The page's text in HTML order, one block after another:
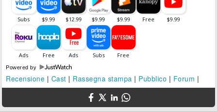
Powered by
Recensione | Cast | Rassegna stampa | Pubblico | Forum |